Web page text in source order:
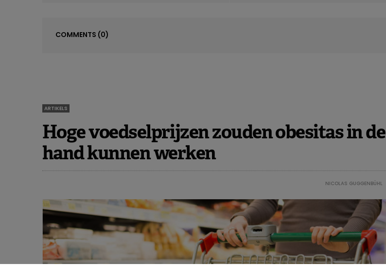
COMMENTS (0)
ARTIKELS
Hoge voedselprijzen zouden obesitas in de
hand kunnen werken
NICOLAS GUGGENBÜHL